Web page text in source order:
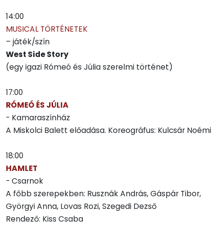
14:00
MUSICAL TÖRTÉNETEK
– játék/szín
West Side Story
(egy igazi Rómeó és Júlia szerelmi történet)
17:00
RÓMEÓ ÉS JÚLIA
- Kamaraszínház
A Miskolci Balett előadása. Koreográfus: Kulcsár Noémi
18:00
HAMLET
- Csarnok
A főbb szerepekben: Rusznák András, Gáspár Tibor,
Györgyi Anna, Lovas Rozi, Szegedi Dezső
Rendező: Kiss Csaba